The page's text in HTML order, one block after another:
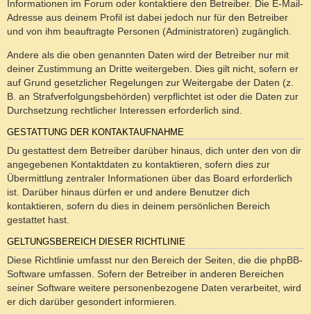
Informationen im Forum oder kontaktiere den Betreiber. Die E-Mail-
Adresse aus deinem Profil ist dabei jedoch nur für den Betreiber
und von ihm beauftragte Personen (Administratoren) zugänglich.
Andere als die oben genannten Daten wird der Betreiber nur mit
deiner Zustimmung an Dritte weitergeben. Dies gilt nicht, sofern er
auf Grund gesetzlicher Regelungen zur Weitergabe der Daten (z.
B. an Strafverfolgungsbehörden) verpflichtet ist oder die Daten zur
Durchsetzung rechtlicher Interessen erforderlich sind.
GESTATTUNG DER KONTAKTAUFNAHME
Du gestattest dem Betreiber darüber hinaus, dich unter den von dir
angegebenen Kontaktdaten zu kontaktieren, sofern dies zur
Übermittlung zentraler Informationen über das Board erforderlich
ist. Darüber hinaus dürfen er und andere Benutzer dich
kontaktieren, sofern du dies in deinem persönlichen Bereich
gestattet hast.
GELTUNGSBEREICH DIESER RICHTLINIE
Diese Richtlinie umfasst nur den Bereich der Seiten, die die phpBB-
Software umfassen. Sofern der Betreiber in anderen Bereichen
seiner Software weitere personenbezogene Daten verarbeitet, wird
er dich darüber gesondert informieren.